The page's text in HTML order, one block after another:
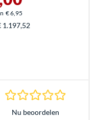
€ 6,95
1.197,52
Nu beoordelen